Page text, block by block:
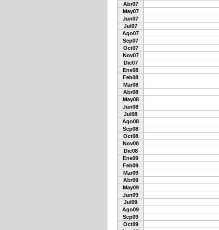
Abr07
May07
Jun07
Jul07
Ago07
Sep07
Oct07
Nov07
Dic07
Ene08
Feb08
Mar08
Abr08
May08
Jun08
Jul08
Ago08
Sep08
Oct08
Nov08
Dic08
Ene09
Feb09
Mar09
Abr09
May09
Jun09
Jul09
Ago09
Sep09
Oct09